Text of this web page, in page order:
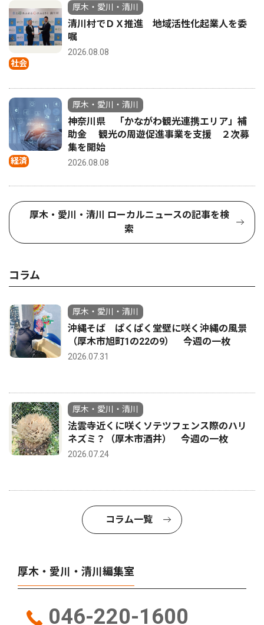
社会
厚木・愛川・清川
清川村でＤＸ推進 地域活性化起業人を委
嘱
2026.08.08
経済
厚木・愛川・清川
神奈川県 「かながわ観光連携エリア」補
助金 観光の周遊促進事業を支援 ２次募
集を開始
2026.08.08
厚木・愛川・清川 ローカルニュースの記事を検
索
コラム
厚木・愛川・清川
沖縄そば ぱくぱく堂壁に咲く沖縄の風景
（厚木市旭町1の22の9） 今週の一枚
2026.07.31
厚木・愛川・清川
法雲寺近くに咲くソテツフェンス際のハリ
ネズミ？（厚木市酒井） 今週の一枚
2026.07.24
コラム一覧
厚木・愛川・清川編集室
046-220-1600